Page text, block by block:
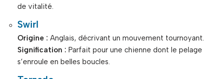
de vitalité.
Swirl
Origine : Anglais, décrivant un mouvement tournoyant.
Signification : Parfait pour une chienne dont le pelage
s’enroule en belles boucles.